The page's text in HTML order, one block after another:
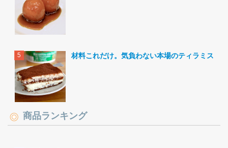
材料これだけ。気負わない本場のティラミス。
商品ランキング